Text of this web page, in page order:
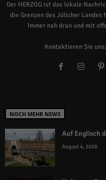
Der HERZOG ist das lokale
die Grenzen des Jülicher Landes
Immer nah dran und mit
Kontaktieren Sie uns:
NOCH MEHR NEWS
Auf Englisch
August 4, 2026